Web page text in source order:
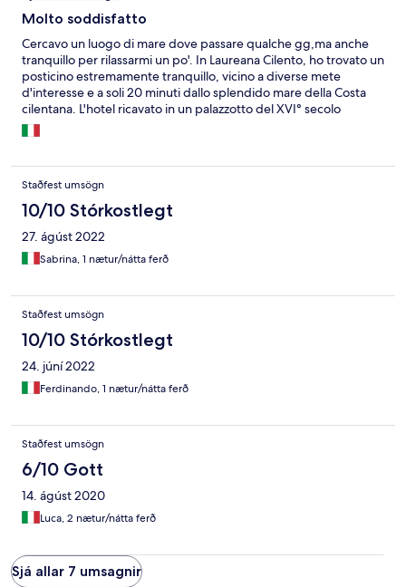
Molto soddisfatto
Cercavo un luogo di mare dove passare qualche gg,ma anche
tranquillo per rilassarmi un po'. In Laureana Cilento, ho trovato un
posticino estremamente tranquillo, vicino a diverse mete
d'interesse e a soli 20 minuti dallo splendido mare della Costa
cilentana. L'hotel ricavato in un palazzotto del XVI° secolo
perfettamente ristrutturato offre stanze comfortevoli e curate
sia nell'arredamento che nella pulizia.Praticamente assente il
5 stelle alla cucina dove si preparano, tra l'altro, i dolci x la
colazione a dir poco favolosi. Inpareggiabile lo strudel di fichi
cilentani. Non ho avuto modo di provare il ristorante e me ne
rammarico, ma tornerò sicuramente.
Staðfest umsögn
10/10 Stórkostlegt
27. ágúst 2022
Sabrina, 1 nætur/nátta ferð
Staðfest umsögn
10/10 Stórkostlegt
24. júní 2022
Ferdinando, 1 nætur/nátta ferð
Staðfest umsögn
6/10 Gott
14. ágúst 2020
Luca, 2 nætur/nátta ferð
Sjá allar 7 umsagnir